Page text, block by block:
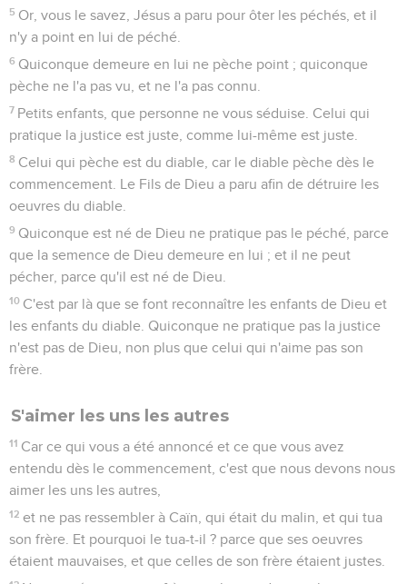
5 Or, vous le savez, Jésus a paru pour ôter les péchés, et il
n'y a point en lui de péché.
6 Quiconque demeure en lui ne pèche point ; quiconque
pèche ne l'a pas vu, et ne l'a pas connu.
7 Petits enfants, que personne ne vous séduise. Celui qui
pratique la justice est juste, comme lui-même est juste.
8 Celui qui pèche est du diable, car le diable pèche dès le
commencement. Le Fils de Dieu a paru afin de détruire les
oeuvres du diable.
9 Quiconque est né de Dieu ne pratique pas le péché, parce
que la semence de Dieu demeure en lui ; et il ne peut
pécher, parce qu'il est né de Dieu.
10 C'est par là que se font reconnaître les enfants de Dieu et
les enfants du diable. Quiconque ne pratique pas la justice
n'est pas de Dieu, non plus que celui qui n'aime pas son
frère.
S'aimer les uns les autres
11 Car ce qui vous a été annoncé et ce que vous avez
entendu dès le commencement, c'est que nous devons nous
aimer les uns les autres,
12 et ne pas ressembler à Caïn, qui était du malin, et qui tua
son frère. Et pourquoi le tua-t-il ? parce que ses oeuvres
étaient mauvaises, et que celles de son frère étaient justes.